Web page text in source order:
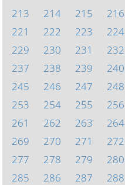
213
214 215 216
221
222 223 224
229
230 231 232
237
238 239 240
245
246 247 248
253
254 255 256
261
262 263 264
269
270 271 272
277
278 279 280
285
286 287 288